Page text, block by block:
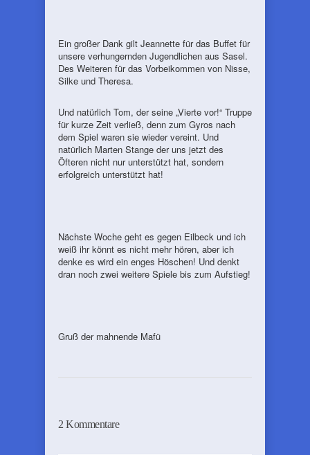
Ein großer Dank gilt Jeannette für das Buffet für
unsere verhungernden Jugendlichen aus Sasel.
Des Weiteren für das Vorbeikommen von Nisse,
Silke und Theresa.
Und natürlich Tom, der seine „Vierte vor!“ Truppe
für kurze Zeit verließ, denn zum Gyros nach
dem Spiel waren sie wieder vereint. Und
natürlich Marten Stange der uns jetzt des
Öfteren nicht nur unterstützt hat, sondern
erfolgreich unterstützt hat!
Nächste Woche geht es gegen Eilbeck und ich
weiß ihr könnt es nicht mehr hören, aber ich
denke es wird ein enges Höschen! Und denkt
dran noch zwei weitere Spiele bis zum Aufstieg!
Gruß der mahnende Mafü
2 Kommentare